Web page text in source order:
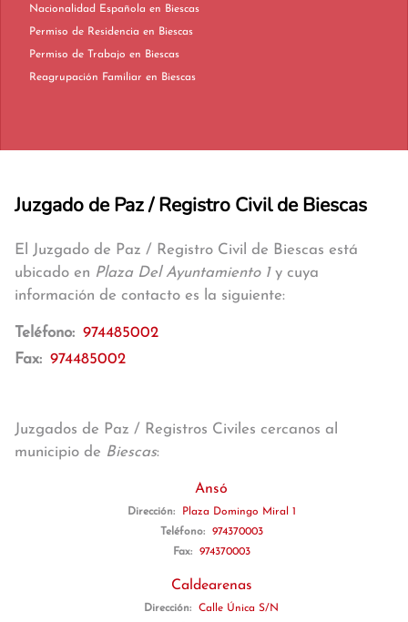
Nacionalidad Española en Biescas
Permiso de Residencia en Biescas
Permiso de Trabajo en Biescas
Reagrupación Familiar en Biescas
Juzgado de Paz / Registro Civil de Biescas
El Juzgado de Paz / Registro Civil de Biescas está
ubicado en Plaza Del Ayuntamiento 1y cuya
información de contacto es la siguiente:
Teléfono: 974485002
Fax: 974485002
Juzgados de Paz / Registros Civiles cercanos al
municipio de Biescas:
Ansó
Dirección:
Plaza Domingo Miral 1
Teléfono:
974370003
Fax:
974370003
Caldearenas
Dirección:
Calle Única S/N